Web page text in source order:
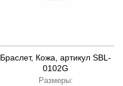
Браслет, Кожа, артикул SBL-
0102G
Размеры: